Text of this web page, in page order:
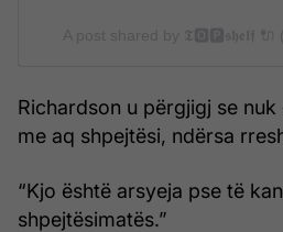
Richardson u përgjigj se
me aq shpejtësi, ndërsa
“Kjo është arsyeja pse të
shpejtësimatës.”